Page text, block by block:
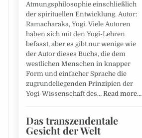
Atmungsphilosophie einschließlich
der spirituellen Entwicklung. Autor:
Ramacharaka, Yogi. Viele Autoren
haben sich mit den Yogi-Lehren
befasst, aber es gibt nur wenige wie
der Autor dieses Buchs, die dem
westlichen Menschen in knapper
Form und einfacher Sprache die
zugrundeliegenden Prinzipien der
Yogi-Wissenschaft des… Read more…
Das transzendentale
Gesicht der Welt